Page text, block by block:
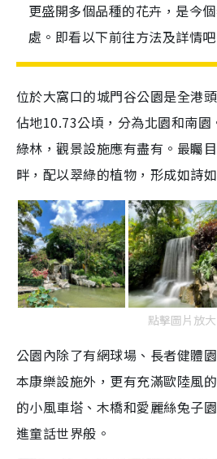
更盛開多個品種的花卉，是今
處。即看以下前往方法及詳情吧
位於大窩口的城門谷公園是全港
佔地10.73公頃， 分為北園和南園
綠林，觀景設施應有盡有。最矚
畔，配以翠綠的植物，形成如詩
點擊圖片放大
公園內除了有網球場、長者健體
本康樂設施外，更有充滿歐陸風
的小風車塔、木橋和愛麗絲兔子
進童話世界般。